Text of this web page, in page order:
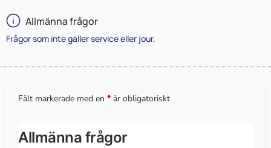
Allmänna frågor
Frågor som inte gäller service eller jour.
Fält markerade med en *är obligatoriskt
Allmänna frågor